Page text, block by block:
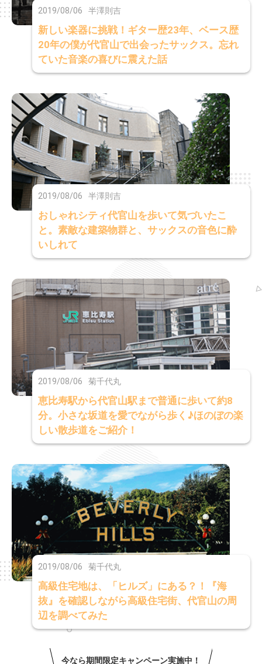
2019/08/06 半澤則吉
新しい楽器に挑戦！ギター歴23年、ベース歴
20年の僕が代官山で出会ったサックス。忘れ
ていた音楽の喜びに震えた話
2019/08/06 半澤則吉
おしゃれシティ代官山を歩いて気づいたこ
と。素敵な建築物群と、サックスの音色に酔
いしれて
2019/08/06 菊千代丸
恵比寿駅から代官山駅まで普通に歩いて約8
分。小さな坂道を愛でながら歩く♪ほのぼの楽
しい散歩道をご紹介！
2019/08/06 菊千代丸
高級住宅地は、「ヒルズ」にある？！『海
抜』を確認しながら高級住宅街、代官山の周
辺を調べてみた
今なら期間限定キャンペーン実施中！